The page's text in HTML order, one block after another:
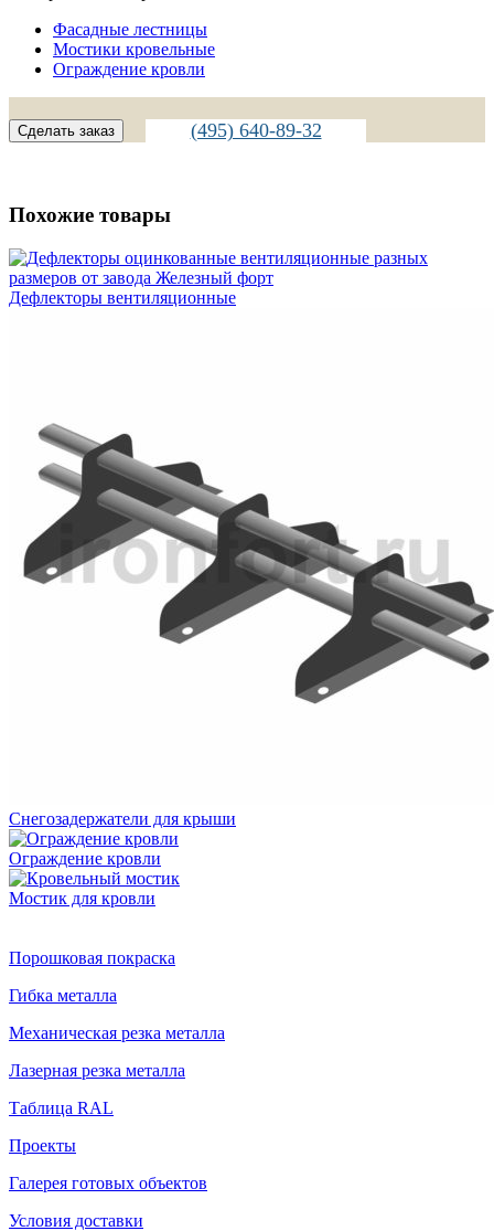
Фасадные лестницы
Мостики кровельные
Ограждение кровли
Сделать заказ (495) 640-89-32
Похожие товары
Дефлекторы вентиляционные
Снегозадержатели для крыши
Ограждение кровли
Мостик для кровли
Порошковая покраска
Гибка металла
Механическая резка металла
Лазерная резка металла
Таблица RAL
Проекты
Галерея готовых объектов
Условия доставки